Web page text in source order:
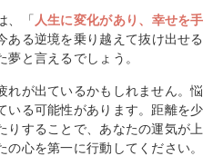
、「 人生に変化があり、幸せを手
ある逆境を乗り越えて抜け出せる
と言えるでしょう。
れが出ているかもしれません。悩
いる可能性があります。距離を少
りすることで、あなたの運気が上
心を第一に行動してください。